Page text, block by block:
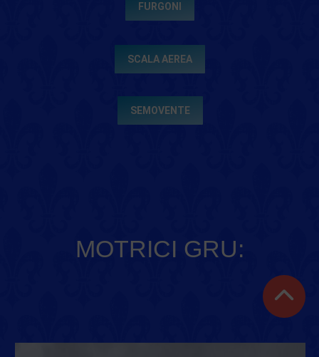
FURGONI
SCALA AEREA
SEMOVENTE
MOTRICI GRU: